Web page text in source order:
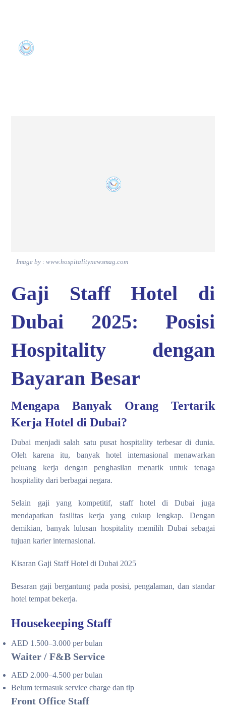
Image by : www.hospitalitynewsmag.com
Gaji Staff Hotel di
Dubai 2025: Posisi
Hospitality dengan
Bayaran Besar
Mengapa Banyak Orang Tertarik
Kerja Hotel di Dubai?
Dubai menjadi salah satu pusat hospitality terbesar di dunia.
Oleh karena itu, banyak hotel internasional menawarkan
peluang kerja dengan penghasilan menarik untuk tenaga
hospitality dari berbagai negara.
Selain gaji yang kompetitif, staff hotel di Dubai juga
mendapatkan fasilitas kerja yang cukup lengkap. Dengan
demikian, banyak lulusan hospitality memilih Dubai sebagai
tujuan karier internasional.
Kisaran Gaji Staff Hotel di Dubai 2025
Besaran gaji bergantung pada posisi, pengalaman, dan standar
hotel tempat bekerja.
Housekeeping Staff
AED 1.500–3.000 per bulan
Waiter / F&B Service
AED 2.000–4.500 per bulan
Belum termasuk service charge dan tip
Front Office Staff